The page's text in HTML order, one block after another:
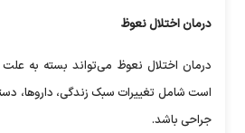
درمان اختلال نعوظ
درمان اختلال نعوظ می‌تواند بسته به
است شامل تغییرات سبک زندگی، داروها،
جراحی باشد.